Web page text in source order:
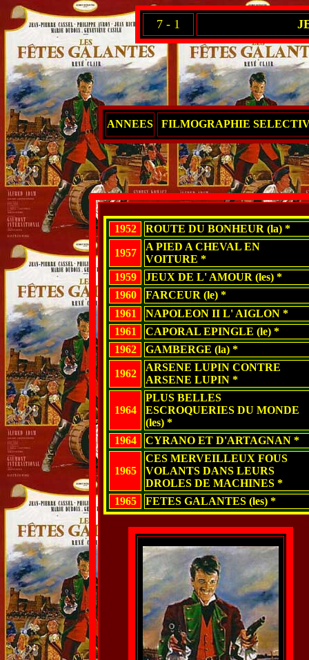
7 - 1
ANNEES FILMOGRAPHIE
1952 ROUTE DU BONHEUR (la) *
1957
A PIED A CHEVAL EN
VOITURE *
1959
JEUX DE L' AMOUR (les) *
1960
FARCEUR (le) *
1961
NAPOLEON II L' AIGLON *
1961
CAPORAL EPINGLE (le) *
1962
GAMBERGE (la) *
1962
ARSENE LUPIN CONTRE
ARSENE LUPIN *
1964
PLUS BELLES
ESCROQUERIES DU MONDE
(les) *
1964
CYRANO ET D'ARTAGNAN *
1965
CES MERVEILLEUX FOUS
VOLANTS DANS LEURS
DROLES DE MACHINES *
1965
FETES GALANTES (les) *